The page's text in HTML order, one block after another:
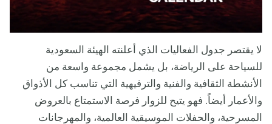
لا يقتصر جدول الفعاليات الذي أعلنته الهيئة السعودية
للسياحة على الرياضة، بل يشمل مجموعة واسعة من
الأنشطة الثقافية والفنية والترفيهية التي تناسب كل الأذواق
والأعمار أيضاً. فهو يتيح للزوار فرصة الاستمتاع بالعروض
المسرحية، والحفلات الموسيقية العالمية، والمهرجانات